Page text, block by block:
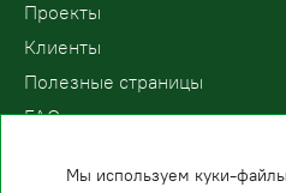
Проекты
Клиенты
Полезные страницы
FAQ
Мы используем куки-